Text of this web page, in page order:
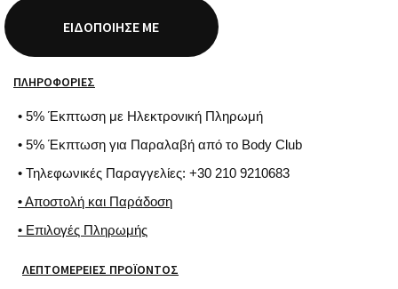
ΕΙΔΟΠΟΊΗΣΈ ΜΕ
ΠΛΗΡΟΦΟΡΊΕΣ
• 5% Έκπτωση με Ηλεκτρονική Πληρωμή
• 5% Έκπτωση για Παραλαβή από το Body Club
• Τηλεφωνικές Παραγγελίες: +30 210 9210683
• Αποστολή και Παράδοση
• Επιλογές Πληρωμής
ΛΕΠΤΟΜΈΡΕΙΕΣ ΠΡΟΪΌΝΤΟΣ